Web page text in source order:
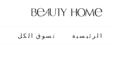
الرئيسية تسوق الكل